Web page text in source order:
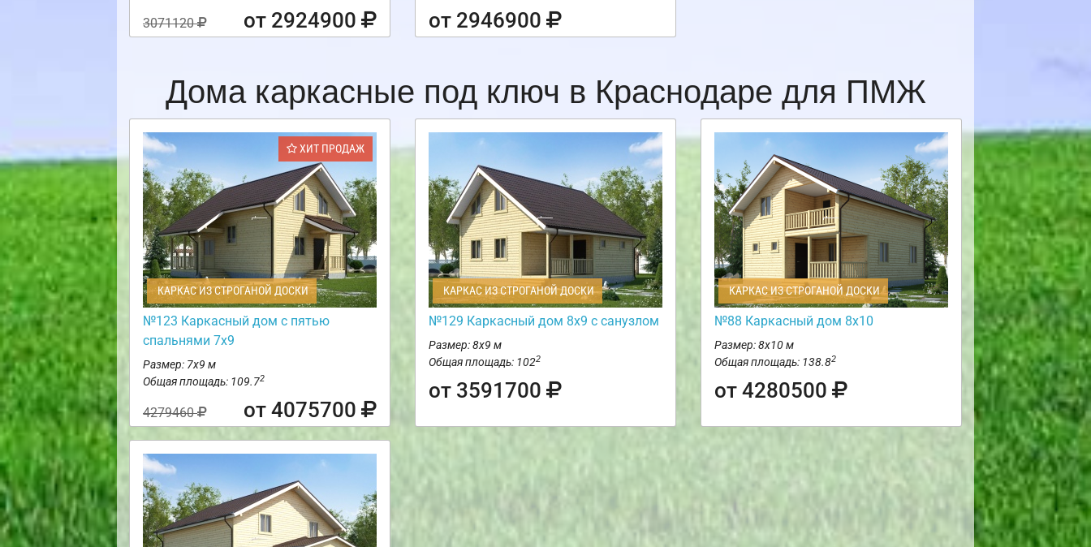
3071120 от 2924900 от 2946900
Дома каркасные под ключ в Краснодаре для ПМЖ
ХИТ ПРОДАЖ
КАРКАС ИЗ СТРОГАНОЙ ДОСКИ
№123 Каркасный дом с пятью
спальнями 7х9
Размер: 7х9 м
Общая площадь: 109.72
4279460 от 4075700
КАРКАС ИЗ СТРОГАНОЙ ДОСКИ
№129 Каркасный дом 8х9 с санузлом
Размер: 8х9 м
Общая площадь: 1022
от 3591700
КАРКАС ИЗ СТРОГАНОЙ ДОСКИ
№88 Каркасный дом 8х10
Размер: 8х10 м
Общая площадь: 138.82
от 4280500